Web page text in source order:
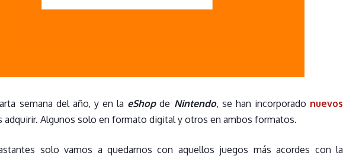
semana del año, y en la eShopde Nintendo, se han incorporado nuevos
adquirir. Algunos solo en formato digital y otros en ambos formatos.
solo vamos a quedarnos con aquellos juegos más acordes con la